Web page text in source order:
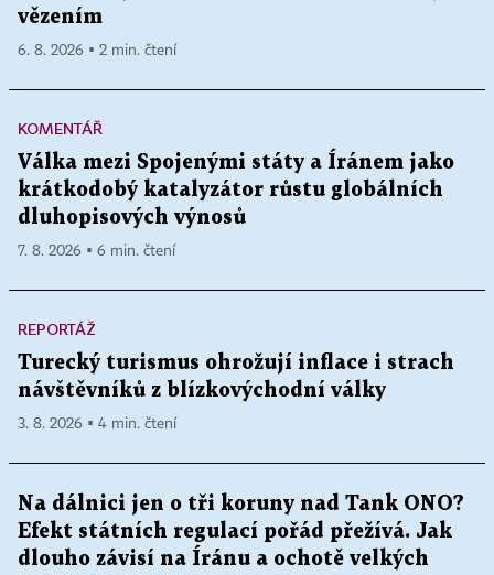
vězením
6. 8. 2026 ▪ 2 min. čtení
KOMENTÁŘ
Válka mezi Spojenými státy a Íránem jako
krátkodobý katalyzátor růstu globálních
dluhopisových výnosů
7. 8. 2026 ▪ 6 min. čtení
REPORTÁŽ
Turecký turismus ohrožují inflace i strach
návštěvníků z blízkovýchodní války
3. 8. 2026 ▪ 4 min. čtení
Na dálnici jen o tři koruny nad Tank ONO?
Efekt státních regulací pořád přežívá. Jak
dlouho závisí na Íránu a ochotě velkých